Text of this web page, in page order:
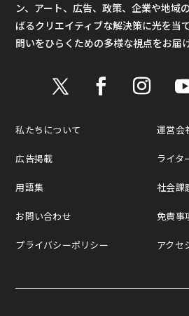
ン、アート、広告、政策、企業や地域
ばるクリエイティブな解決策に光を当
問いをひらくための多様な視点をお届
私たちについて
広告掲載
用語集
お問い合わせ
プライバシーポリシー
運営会
ライタ
社会課
免責事
アクセ